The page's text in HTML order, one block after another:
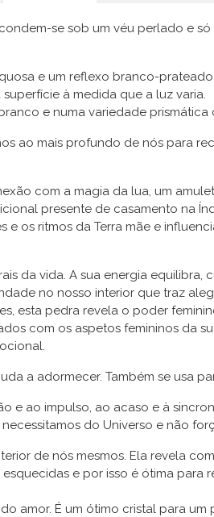
se sob um véu perlado e
e um reflexo branco-
à medida que a luz varia.
e numa variedade
ao mais profundo de nós para
com a magia da lua, um
presente de casamento na
e os ritmos da Terra mãe e
da vida. A sua energia equilibra,
no nosso interior que traz
esta pedra revela o poder
com os aspetos femininos da
a adormecer. Também se usa
e ao impulso, ao acaso e à
do Universo e não
de nós mesmos. Ela revela
e por isso é ótima para
amor. É um ótimo cristal para